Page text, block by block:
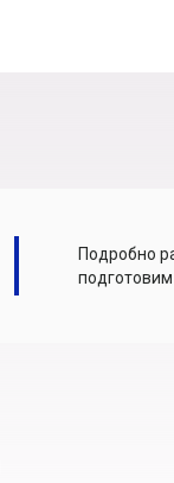
Подробно